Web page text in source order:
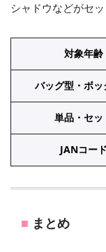
シャドウなどがセッ
対象年齢
バッグ型・ボッ
単品・セッ
JANコード
まとめ